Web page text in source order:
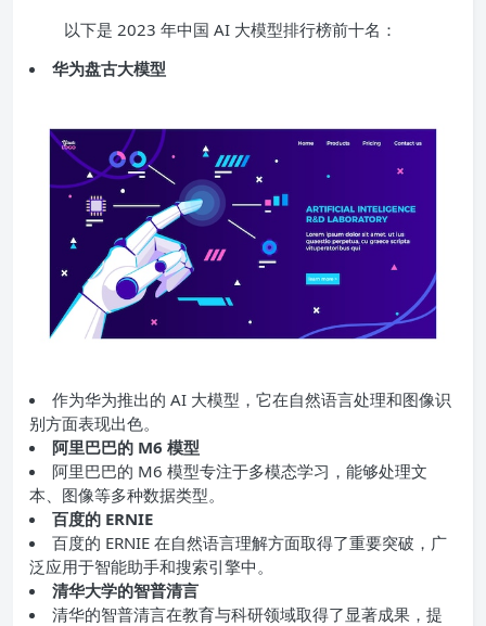
以下是 2023 年中国 AI 大模型排行榜前十名：
华为盘古大模型
作为华为推出的 AI 大模型，它在自然语言处理和图像识
别方面表现出色。
阿里巴巴的 M6 模型
阿里巴巴的 M6 模型专注于多模态学习，能够处理文
本、图像等多种数据类型。
百度的 ERNIE
百度的 ERNIE 在自然语言理解方面取得了重要突破，广
泛应用于智能助手和搜索引擎中。
清华大学的智普清言
清华的智普清言在教育与科研领域取得了显著成果，提